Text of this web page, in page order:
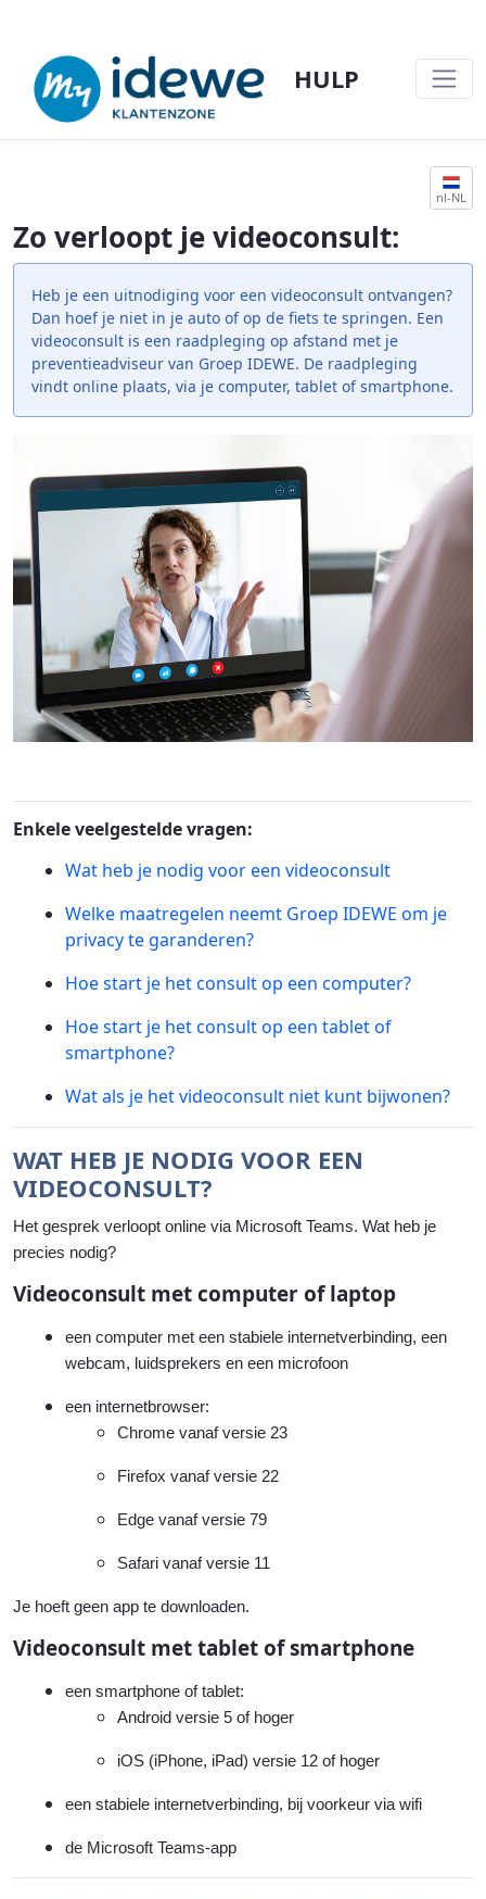
HULP
nl-NL
Zo verloopt je videoconsult:
Heb je een uitnodiging voor een videoconsult ontvangen?
Dan hoef je niet in je auto of op de fiets te springen. Een
videoconsult is een raadpleging op afstand met je
preventieadviseur van Groep IDEWE. De raadpleging
vindt online plaats, via je computer, tablet of smartphone.
Enkele veelgestelde vragen:
Wat heb je nodig voor een videoconsult
Welke maatregelen neemt Groep IDEWE om je
privacy te garanderen?
Hoe start je het consult op een computer?
Hoe start je het consult op een tablet of
smartphone?
Wat als je het videoconsult niet kunt bijwonen?
WAT HEB JE NODIG VOOR EEN
VIDEOCONSULT?
Het gesprek verloopt online via Microsoft Teams. Wat heb je
precies nodig?
Videoconsult met computer of laptop
een computer met een stabiele internetverbinding, een
webcam, luidsprekers en een microfoon
een internetbrowser:
Chrome vanaf versie 23
Firefox vanaf versie 22
Edge vanaf versie 79
Safari vanaf versie 11
Je hoeft geen app te downloaden.
Videoconsult met tablet of smartphone
een smartphone of tablet:
Android versie 5 of hoger
iOS (iPhone, iPad) versie 12 of hoger
een stabiele internetverbinding, bij voorkeur via wifi
de Microsoft Teams-app